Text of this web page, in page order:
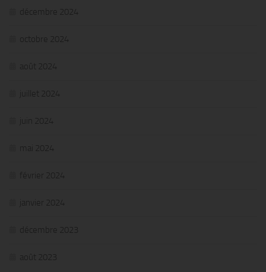
décembre 2024
octobre 2024
août 2024
juillet 2024
juin 2024
mai 2024
février 2024
janvier 2024
décembre 2023
août 2023